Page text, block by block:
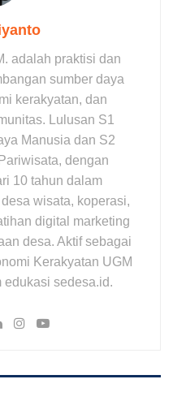
adalah praktisi dan
sumber daya
kerakyatan, dan
Lulusan S1
Manusia dan S2
dengan
10 tahun dalam
wisata, koperasi,
digital marketing
desa. Aktif sebagai
Kerakyatan UGM
edukasi sedesa.id.